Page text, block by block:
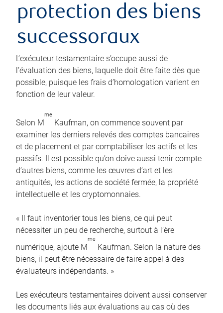
protection des biens
successoraux
L’exécuteur testamentaire s’occupe aussi de
l’évaluation des biens, laquelle doit être faite dès que
possible, puisque les frais d’homologation varient en
fonction de leur valeur.
Selon M
me
Kaufman, on commence souvent par
examiner les derniers relevés des comptes bancaires
et de placement et par comptabiliser les actifs et les
passifs. Il est possible qu’on doive aussi tenir compte
d’autres biens, comme les œuvres d’art et les
antiquités, les actions de société fermée, la propriété
intellectuelle et les cryptomonnaies.
« Il faut inventorier tous les biens, ce qui peut
nécessiter un peu de recherche, surtout à l’ère
numérique, ajoute M
me
Kaufman. Selon la nature des
biens, il peut être nécessaire de faire appel à des
évaluateurs indépendants. »
Les exécuteurs testamentaires doivent aussi conserver
les documents liés aux évaluations au cas où des